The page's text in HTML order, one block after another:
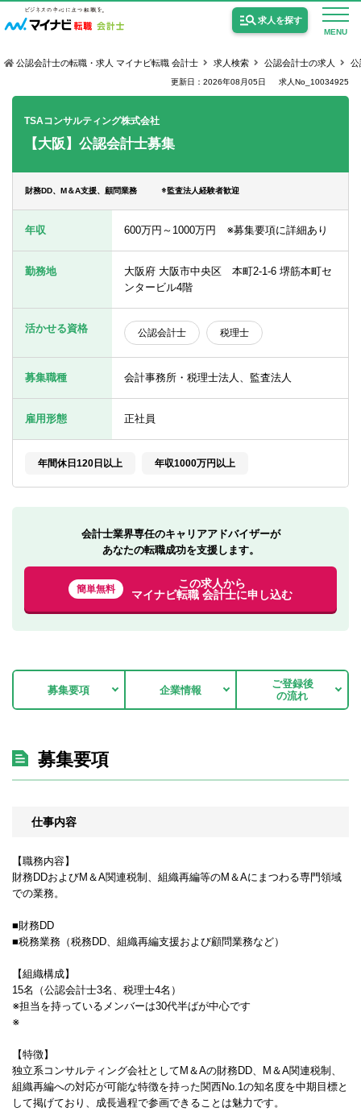
MENU
求人を探す
公認会計士の求人
監査法人の求人
個別転職相談会・セミナー
業界情報
求人情報
公認会計士の転職・求人 マイナビ転職 会計士 求人検索 公認会計士の求人 公
更新日：2026年08月05日 求人No_10034925
TSAコンサルティング株式会社
【大阪】公認会計士募集
財務DD、M＆A支援、顧問業務 ※監査法人経験者歓迎
年収 600万円～1000万円 ※募集要項に詳細あり
勤務地
大阪府 大阪市中央区 本町2-1-6 堺筋本町セ
ンタービル4階
活かせる資格 公認会計士 税理士
募集職種 会計事務所・税理士法人、監査法人
雇用形態 正社員
年間休日120日以上 年収1000万円以上
会計士業界専任のキャリアアドバイザーが
あなたの転職成功を支援します。
簡単無料
この求人から
マイナビ転職 会計士に申し込む
募集要項 企業情報
ご登録後
の流れ
募集要項
仕事内容
【職務内容】
財務DDおよびM＆A関連税制、組織再編等のM＆Aにまつわる専門領域
での業務。
■財務DD
■税務業務（税務DD、組織再編支援および顧問業務など）
【組織構成】
15名（公認会計士3名、税理士4名）
※担当を持っているメンバーは30代半ばが中心です
※
【特徴】
独立系コンサルティング会社としてM＆Aの財務DD、M＆A関連税制、
組織再編への対応が可能な特徴を持った関西No.1の知名度を中期目標と
して掲げており、成長過程で参画できることは魅力です。